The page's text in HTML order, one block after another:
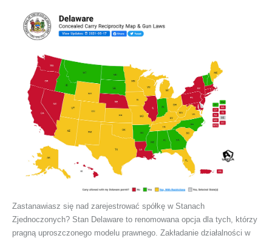
Zastanawiasz się nad zarejestrować spółkę w Stanach
Zjednoczonych? Stan Delaware to renomowana opcja dla tych, którzy
pragną uproszczonego modelu prawnego. Zakładanie działalności w